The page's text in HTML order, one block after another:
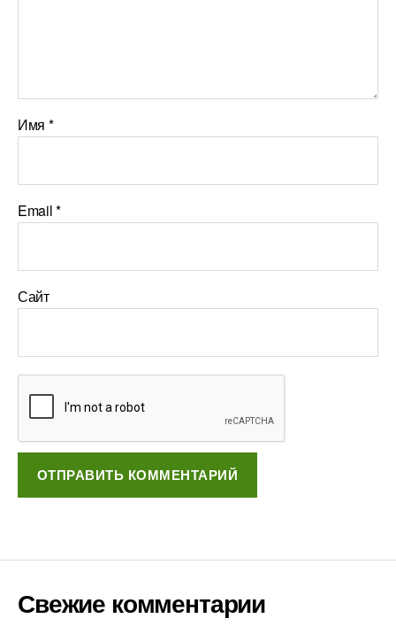
Имя *
Email*
Сайт
Свежие комментарии